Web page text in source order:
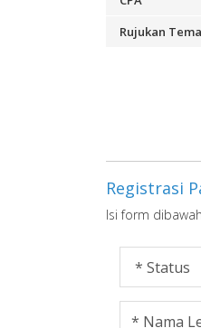
Rujukan
Registrasi
Isi form